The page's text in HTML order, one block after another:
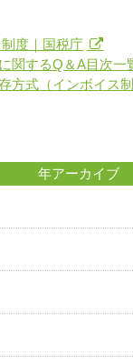
度｜国税庁
関するQ＆A目次一
方式（インボイス
年アーカイブ